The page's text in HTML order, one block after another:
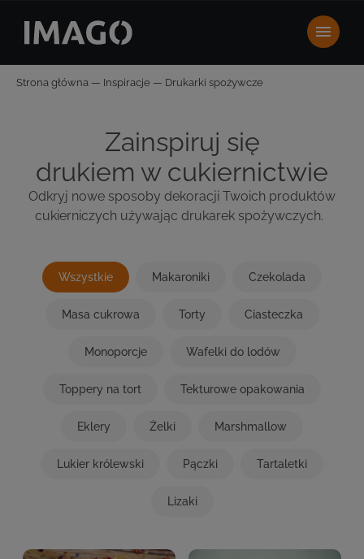
Strona główna — Inspiracje — Drukarki spożywcze
Zainspiruj się
drukiem w cukiernictwie
Odkryj nowe sposoby dekoracji Twoich produktów
cukierniczych używając drukarek spożywczych.
Wszystkie Makaroniki Czekolada
Masa cukrowa Torty Ciasteczka
Monoporcje Wafelki do lodów
Toppery na tort Tekturowe opakowania
Eklery Żelki Marshmallow
Lukier królewski Pączki Tartaletki
Lizaki